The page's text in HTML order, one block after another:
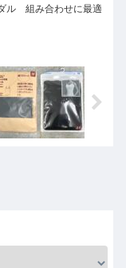
ル 組み合わせに最適